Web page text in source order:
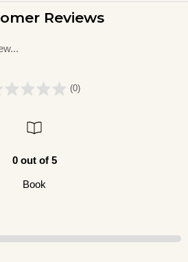
Reviews
(0)
0 out of 5
Book